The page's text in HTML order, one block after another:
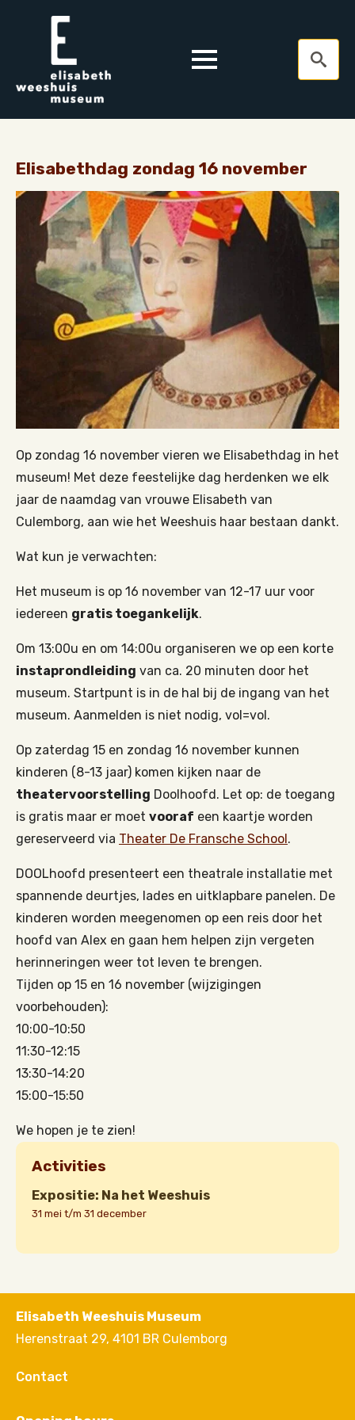
Elisabethdag zondag 16 november
Op zondag 16 november vieren we Elisabethdag in het
museum! Met deze feestelijke dag herdenken we elk
jaar de naamdag van vrouwe Elisabeth van
Culemborg, aan wie het Weeshuis haar bestaan dankt.
Wat kun je verwachten:
Het museum is op 16 november van 12-17 uur voor
iedereen gratis toegankelijk.
Om 13:00u en om 14:00u organiseren we op een korte
instaprondleiding van ca. 20 minuten door het
museum. Startpunt is in de hal bij de ingang van het
museum. Aanmelden is niet nodig, vol=vol.
Op zaterdag 15 en zondag 16 november kunnen
kinderen (8-13 jaar) komen kijken naar de
theatervoorstelling Doolhoofd. Let op: de toegang
is gratis maar er moet vooraf een kaartje worden
gereserveerd via Theater De Fransche School.
DOOLhoofd presenteert een theatrale installatie met
spannende deurtjes, lades en uitklapbare panelen. De
kinderen worden meegenomen op een reis door het
hoofd van Alex en gaan hem helpen zijn vergeten
herinneringen weer tot leven te brengen.
Tijden op 15 en 16 november (wijzigingen
voorbehouden):
10:00-10:50
11:30-12:15
13:30-14:20
15:00-15:50
We hopen je te zien!
Activities
Expositie: Na het Weeshuis
31 mei t/m 31 december
Elisabeth Weeshuis Museum
Herenstraat 29, 4101 BR Culemborg
Contact